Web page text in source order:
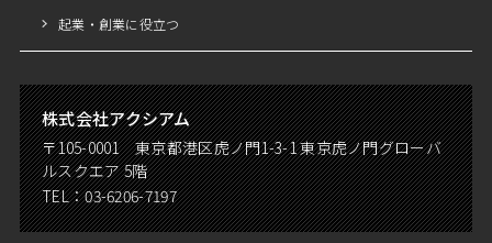
起業・創業に役立つ
株式会社アクシアム
〒105-0001 東京都港区虎ノ門1-3-1 東京虎ノ門グローバ
ルスクエア 5階
TEL：03-6206-7197